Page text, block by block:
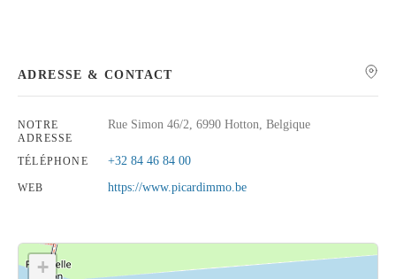
ADRESSE & CONTACT
NOTRE
ADRESSE
Rue Simon 46/2, 6990 Hotton, Belgique
TÉLÉPHONE +32 84 46 84 00
WEB https://www.picardimmo.be
+